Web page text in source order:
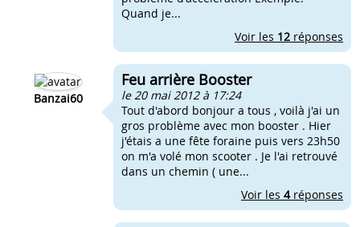
Quand je...
Voir les 12 réponses
Banzai60
Feu arrière Booster
le 20 mai 2012 à 17:24
Tout d'abord bonjour a tous , voilà j'ai un
gros problème avec mon booster . Hier
j'étais a une fête foraine puis vers 23h50
on m'a volé mon scooter . Je l'ai retrouvé
dans un chemin ( une...
Voir les 4réponses